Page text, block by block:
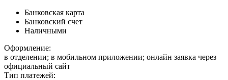
Банковская карта
Банковский счет
Наличными
Оформление:
в отделении; в мобильном приложении; онлайн заявка через
официальный сайт
Тип платежей: